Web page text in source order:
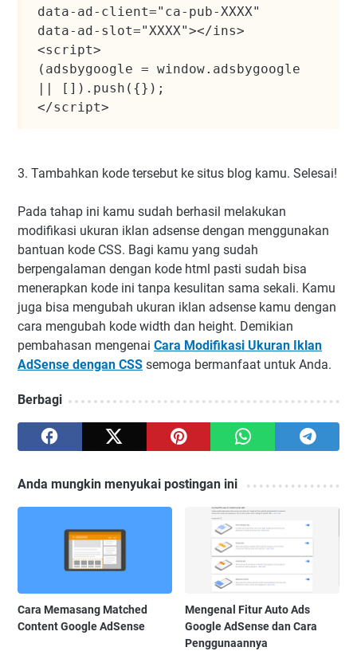
data-ad-client="ca-pub-XXXX"
data-ad-slot="XXXX"></ins>
<script>
(adsbygoogle = window.adsbygoogle
|| []).push({});
</script>
3. Tambahkan kode tersebut ke situs blog kamu. Selesai!
Pada tahap ini kamu sudah berhasil melakukan
modifikasi ukuran iklan adsense dengan menggunakan
bantuan kode CSS. Bagi kamu yang sudah
berpengalaman dengan kode html pasti sudah bisa
menerapkan kode ini tanpa kesulitan sama sekali. Kamu
juga bisa mengubah ukuran iklan adsense kamu dengan
cara mengubah kode width dan height. Demikian
pembahasan mengenai Cara Modifikasi Ukuran Iklan
AdSense dengan CSS semoga bermanfaat untuk Anda.
Berbagi
Anda mungkin menyukai postingan ini
Cara Memasang Matched
Content Google AdSense
Mengenal Fitur Auto Ads
Google AdSense dan Cara
Penggunaannya